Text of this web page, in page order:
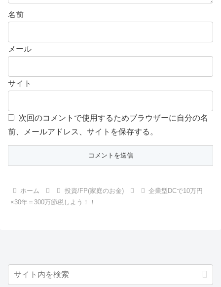
名前
メール
サイト
次回のコメントで使用するためブラウザーに自分の名
前、メールアドレス、サイトを保存する。
ホーム 投資/FP(家庭のお金)
企業型DCで10万円
×30年＝300万節税しよう！！